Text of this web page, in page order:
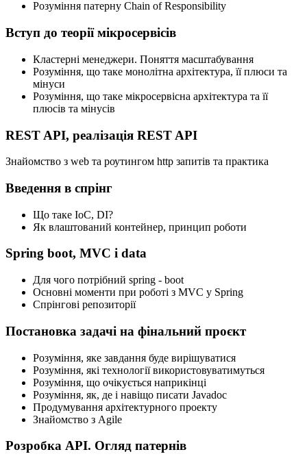
Розуміння патерну Chain of Responsibility
Вступ до теорії мікросервісів
Кластерні менеджери. Поняття масштабування
Розуміння, що таке монолітна архітектура, її плюси та
мінуси
Розуміння, що таке мікросервісна архітектура та її
плюсів та мінусів
REST API, реалізація REST API
Знайомство з web та роутингом http запитів та практика
Введення в спрінг
Що таке IoC, DI?
Як влаштований контейнер, принцип роботи
Spring boot, MVC і data
Для чого потрібний spring - boot
Основні моменти при роботі з MVC у Spring
Спрінгові репозиторії
Постановка задачі на фінальний проєкт
Розуміння, яке завдання буде вирішуватися
Розуміння, які технології використовуватимуться
Розуміння, що очікується наприкінці
Розуміння, як, де і навіщо писати Javadoc
Продумування архітектурного проекту
Знайомство з Agile
Розробка API. Огляд патернів